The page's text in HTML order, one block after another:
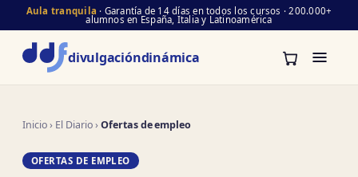
Aula tranquila · Garantía de 14 días en todos los cursos · 200.000+
alumnos en España, Italia y Latinoamérica
divulgacióndinámica
Inicio› El Diario›Ofertas de empleo
OFERTAS DE EMPLEO